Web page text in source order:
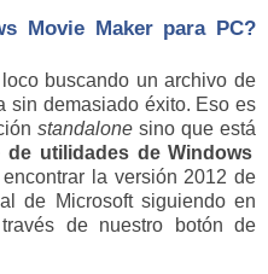
Movie Makerpara PC?
buscando un archivo de
sin demasiado éxito. Eso es
standalone sino que está
utilidades de Windows
la versión 2012 de
de Microsoft siguiendo en
de nuestro botón de